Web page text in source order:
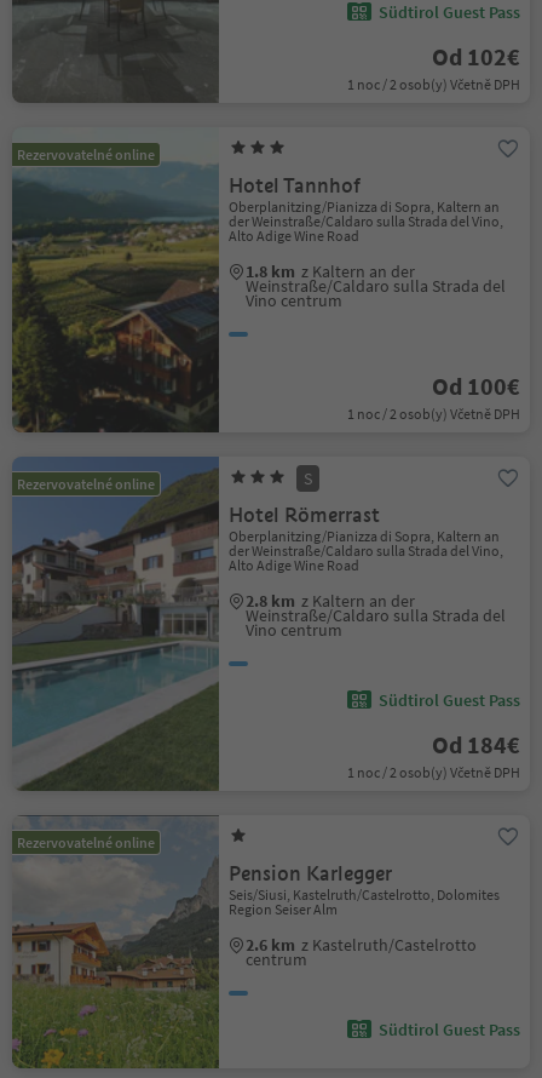
Südtirol Guest Pass
Od 102€
1 noc / 2 osob(y) Včetně DPH
Rezervovatelné online
Hotel Tannhof
Oberplanitzing/Pianizza di Sopra, Kaltern an
der Weinstraße/Caldaro sulla Strada del Vino,
Alto Adige Wine Road
1.8 km z Kaltern an der
Weinstraße/Caldaro sulla Strada del
Vino centrum
Od 100€
1 noc / 2 osob(y) Včetně DPH
Rezervovatelné online S
Hotel Römerrast
Oberplanitzing/Pianizza di Sopra, Kaltern an
der Weinstraße/Caldaro sulla Strada del Vino,
Alto Adige Wine Road
2.8 km z Kaltern an der
Weinstraße/Caldaro sulla Strada del
Vino centrum
Südtirol Guest Pass
Od 184€
1 noc / 2 osob(y) Včetně DPH
Rezervovatelné online
Pension Karlegger
Seis/Siusi, Kastelruth/Castelrotto, Dolomites
Region Seiser Alm
2.6 km z Kastelruth/Castelrotto
centrum
Südtirol Guest Pass